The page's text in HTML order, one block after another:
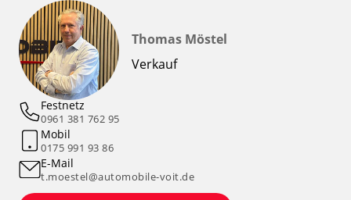
Thomas Möstel
Verkauf
Festnetz
0961 381 762 95
Mobil
0175 991 93 86
E-Mail
t.moestel@automobile-voit.de